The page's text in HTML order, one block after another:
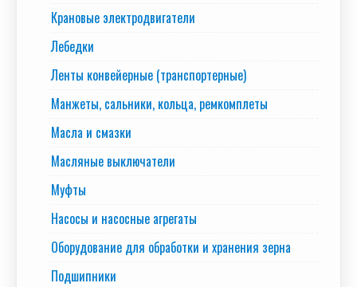
Крановые электродвигатели
Лебедки
Ленты конвейерные (транспортерные)
Манжеты, сальники, кольца, ремкомплеты
Масла и смазки
Масляные выключатели
Муфты
Насосы и насосные агрегаты
Оборудование для обработки и хранения зерна
Подшипники